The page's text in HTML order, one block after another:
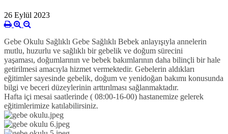
26 Eylül 2023
Gebe Okulu Sağlıklı Gebe Sağlıklı Bebek anlayışıyla annelerin
mutlu, huzurlu ve sağlıklı bir gebelik ve doğum sürecini
yaşaması, doğumlarının ve bebek bakımlarının daha bilinçli bir hale
getirilmesi amacıyla hizmet vermektedir. Gebelerin aldıkları
eğitimler sayesinde gebelik, doğum ve yenidoğan bakımı konusunda
bilgi ve beceri düzeylerinin arttırılması sağlanmaktadır.
Hafta içi mesai saatlerinde ( 08:00-16-00) hastanemize gelerek
eğitimlerimize katılabilirsiniz.